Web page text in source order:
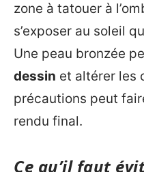
zone à tatouer à
s’exposer au soleil
Une peau bronzée
dessin et altérer les
précautions peut
rendu final.
Ce qu’il faut